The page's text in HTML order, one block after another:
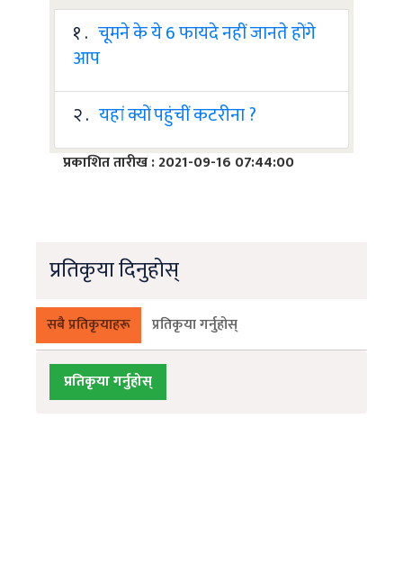
१ . चूमने के ये 6 फायदे नहीं जानते होंगे
आप
२ . यहां क्यों पहुंचीं कटरीना ?
प्रकाशित तारीख : 2021-09-16 07:44:00
प्रतिकृया दिनुहोस्
सबै प्रतिकृयाहरू प्रतिकृया गर्नुहोस्
प्रतिकृया गर्नुहोस्